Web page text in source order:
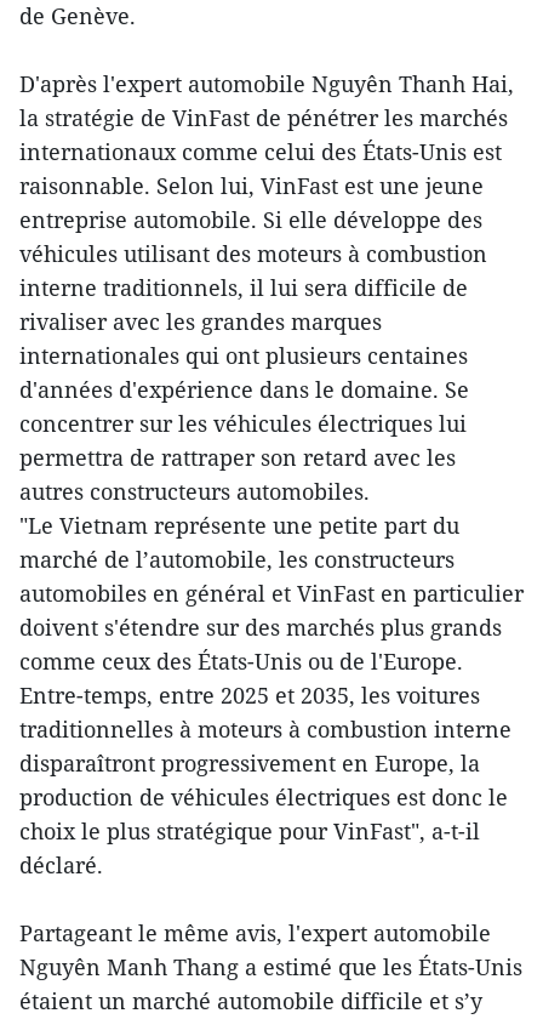
de Genève.
D'après l'expert automobile Nguyên Thanh Hai,
la stratégie de VinFast de pénétrer les marchés
internationaux comme celui des États-Unis est
raisonnable. Selon lui, VinFast est une jeune
entreprise automobile. Si elle développe des
véhicules utilisant des moteurs à combustion
interne traditionnels, il lui sera difficile de
rivaliser avec les grandes marques
internationales qui ont plusieurs centaines
d'années d'expérience dans le domaine. Se
concentrer sur les véhicules électriques lui
permettra de rattraper son retard avec les
autres constructeurs automobiles.
"Le Vietnam représente une petite part du
marché de l’automobile, les constructeurs
automobiles en général et VinFast en particulier
doivent s'étendre sur des marchés plus grands
comme ceux des États-Unis ou de l'Europe.
Entre-temps, entre 2025 et 2035, les voitures
traditionnelles à moteurs à combustion interne
disparaîtront progressivement en Europe, la
production de véhicules électriques est donc le
choix le plus stratégique pour VinFast", a-t-il
déclaré.
Partageant le même avis, l'expert automobile
Nguyên Manh Thang a estimé que les États-Unis
étaient un marché automobile difficile et s’y